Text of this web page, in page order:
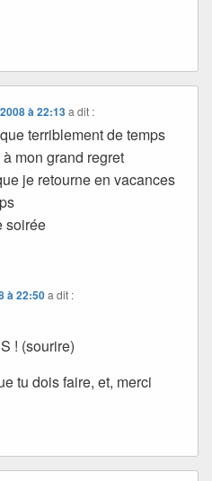
à 22:13 a dit :
terriblement de temps
à mon grand regret
je retourne en vacances
soirée
à 22:50a dit :
! (sourire)
tu dois faire, et, merci